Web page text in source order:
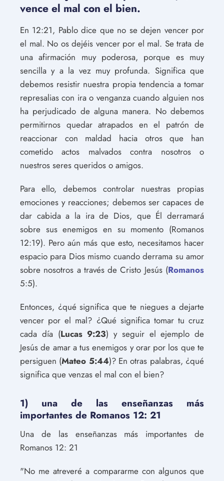
vence el mal con el bien.
En 12:21, Pablo dice que no se dejen vencer por
el mal. No os dejéis vencer por el mal. Se trata de
una afirmación muy poderosa, porque es muy
sencilla y a la vez muy profunda. Significa que
debemos resistir nuestra propia tendencia a tomar
represalias con ira o venganza cuando alguien nos
ha perjudicado de alguna manera. No debemos
permitirnos quedar atrapados en el patrón de
reaccionar con maldad hacia otros que han
cometido actos malvados contra nosotros o
nuestros seres queridos o amigos.
Para ello, debemos controlar nuestras propias
emociones y reacciones; debemos ser capaces de
dar cabida a la ira de Dios, que Él derramará
sobre sus enemigos en su momento (Romanos
12:19). Pero aún más que esto, necesitamos hacer
espacio para Dios mismo cuando derrama su amor
sobre nosotros a través de Cristo Jesús (Romanos
5:5).
Entonces, ¿qué significa que te niegues a dejarte
vencer por el mal? ¿Qué significa tomar tu cruz
cada día (Lucas 9:23) y seguir el ejemplo de
Jesús de amar a tus enemigos y orar por los que te
persiguen (Mateo 5:44)? En otras palabras, ¿qué
significa que venzas el mal con el bien?
1) una de las enseñanzas más
importantes de Romanos 12: 21
Una de las enseñanzas más importantes de
Romanos 12: 21
"No me atreveré a compararme con algunos que